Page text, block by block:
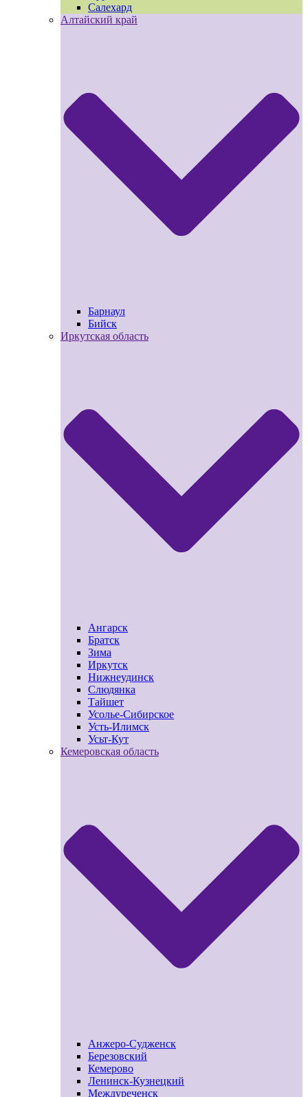
Салехард
Алтайский край
Барнаул
Бийск
Иркутская область
Ангарск
Братск
Зима
Иркутск
Нижнеудинск
Слюдянка
Тайшет
Усолье-Сибирское
Усть-Илимск
Усьт-Кут
Кемеровская область
Анжеро-Судженск
Березовский
Кемерово
Ленинск-Кузнецкий
Междуреченск